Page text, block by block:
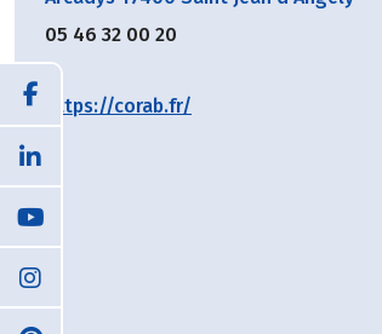
05 46 32 00 20
https://corab.fr/